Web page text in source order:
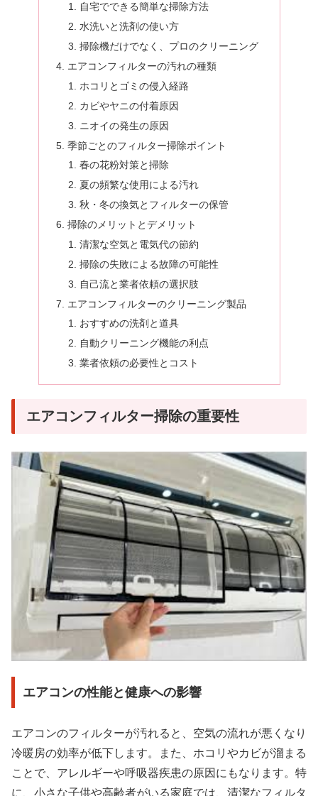
自宅でできる簡単な掃除方法
水洗いと洗剤の使い方
掃除機だけでなく、プロのクリーニング
エアコンフィルターの汚れの種類
ホコリとゴミの侵入経路
カビやヤニの付着原因
ニオイの発生の原因
季節ごとのフィルター掃除ポイント
春の花粉対策と掃除
夏の頻繁な使用による汚れ
秋・冬の換気とフィルターの保管
掃除のメリットとデメリット
清潔な空気と電気代の節約
掃除の失敗による故障の可能性
自己流と業者依頼の選択肢
エアコンフィルターのクリーニング製品
おすすめの洗剤と道具
自動クリーニング機能の利点
業者依頼の必要性とコスト
エアコンフィルター掃除の重要性
エアコンの性能と健康への影響
エアコンのフィルターが汚れると、空気の流れが悪くなり
冷暖房の効率が低下します。また、ホコリやカビが溜まる
ことで、アレルギーや呼吸器疾患の原因にもなります。特
に、小さな子供や高齢者がいる家庭では、清潔なフィルタ